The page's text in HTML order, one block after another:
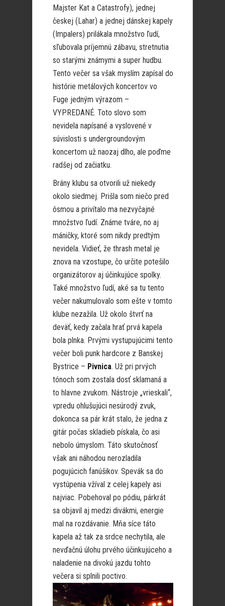
Majster Kat a Catastrofy), jednej
českej (Lahar) a jednej dánskej kapely
(Impalers) prilákala množstvo ľudí,
sľubovala príjemnú zábavu, stretnutia
so starými známymi a super hudbu.
Tento večer sa však myslím zapísal do
histórie metálových koncertov vo
Fuge jedným výrazom –
VYPREDANÉ. Toto slovo som
nevidela napísané a vyslovené v
súvislosti s undergroundovým
koncertom už naozaj dlho, ale poďme
radšej od začiatku.
Brány klubu sa otvorili už niekedy
okolo siedmej. Prišla som niečo pred
ôsmou a privítalo ma nezvyčajné
množstvo ľudí. Známe tváre, no aj
máničky, ktoré som nikdy predtým
nevidela. Vidieť, že thrash metal je
znova na vzostupe, čo určite potešilo
organizátorov aj účinkujúce spolky.
Také množstvo ľudí, aké sa tu tento
večer nakumulovalo som ešte v tomto
klube nezažila. Už okolo štvrť na
deväť, kedy začala hrať prvá kapela
bola plnka. Prvými vystupujúcimi tento
večer boli punk hardcore z Banskej
Bystrice – Pivnica. Už pri prvých
tónoch som zostala dosť sklamaná a
to hlavne zvukom. Nástroje „vrieskali“,
vpredu ohlušujúci nesúrodý zvuk,
dokonca sa pár krát stalo, že jedna z
gitár počas skladieb pískala, čo asi
nebolo úmyslom. Táto skutočnosť
však ani náhodou nerozladila
pogujúcich fanúšikov. Spevák sa do
vystúpenia vžíval z celej kapely asi
najviac. Pobehoval po pódiu, párkrát
sa objavil aj medzi divákmi, energie
mal na rozdávanie. Mňa síce táto
kapela až tak za srdce nechytila, ale
nevďačnú úlohu prvého účinkujúceho a
naladenie na divokú jazdu tohto
večera si splnili poctivo.